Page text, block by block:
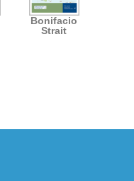
Bonifacio
Strait